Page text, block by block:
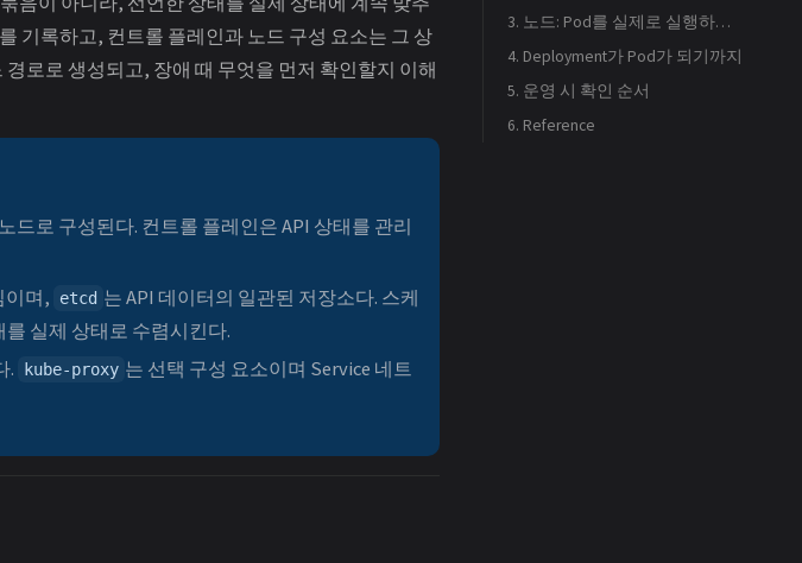
기록하고, 컨트롤 플레인과 노드 구성 요소는 그 상
로로 생성되고, 장애 때 무엇을 먼저 확인할지 이해
드로 구성된다. 컨트롤 플레인은 API 상태를 관리
이며, etcd 는 API 데이터의 일관된 저장소다. 스케
실제 상태로 수렴시킨다.
. kube-proxy 는 선택 구성 요소이며 Service 네트
2.1. kube-apiserver
2.2. etcd
2.3. kube-scheduler
3. 노드: Pod를 실제로 실행하는 쪽
3.1. kubelet과 컨테이너 런타임
4. Deployment가 Pod가 되기까지
5. 운영 시 확인 순서
6. Reference